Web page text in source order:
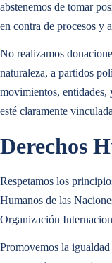
MÁS INFORMACIÓN
MÁS
Transforma la
mejor toma de
abstenemos de tomar
en contra de procesos y
No realizamos
naturaleza, a partidos
movimientos, entidades,
esté claramente
Derechos
Respetamos los
Humanos de las
Organización
Promovemos la